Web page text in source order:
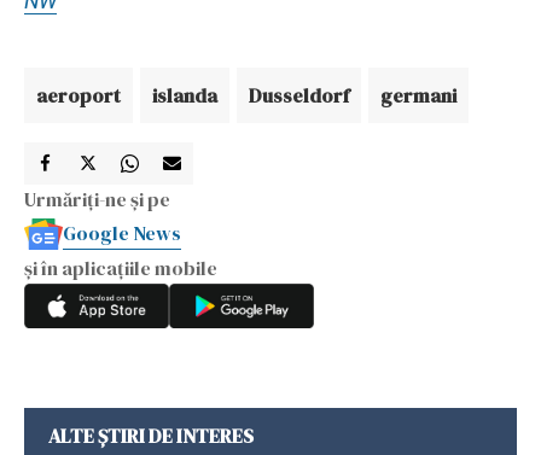
aeroport islanda Dusseldorf germani
Urmăriți-ne și pe
Google News
și în aplicațiile mobile
ALTE ȘTIRI DE INTERES